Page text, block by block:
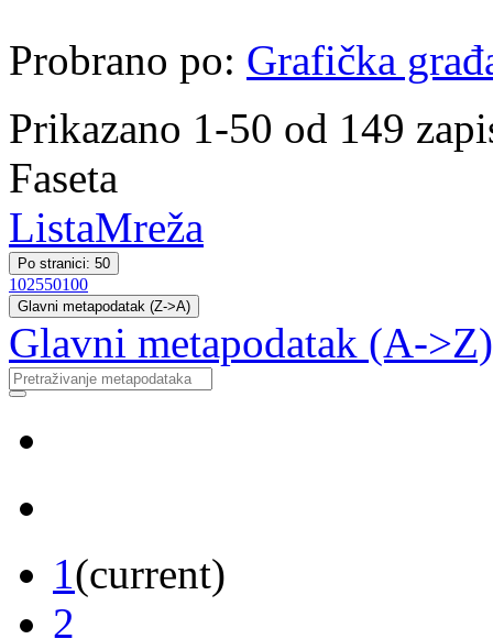
Probrano po: Grafička
Prikazano 1-50 od 149
Faseta
ListaMreža
Po stranici: 50
102550100
Glavni metapodatak (Z->A)
Glavni metapodatak (A->Z)
1(current)
2